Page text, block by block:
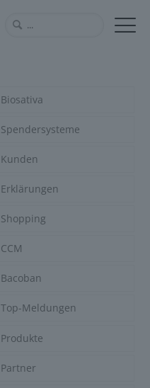
Biosativa
Spendersysteme
Kunden
Erklärungen
Shopping
CCM
Bacoban
Top-Meldungen
Produkte
Partner